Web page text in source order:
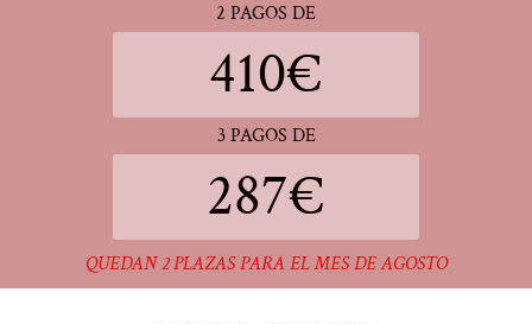
2 PAGOS DE
410€
3 PAGOS DE
287€
QUEDAN 2 PLAZAS PARA EL MES DE AGOSTO